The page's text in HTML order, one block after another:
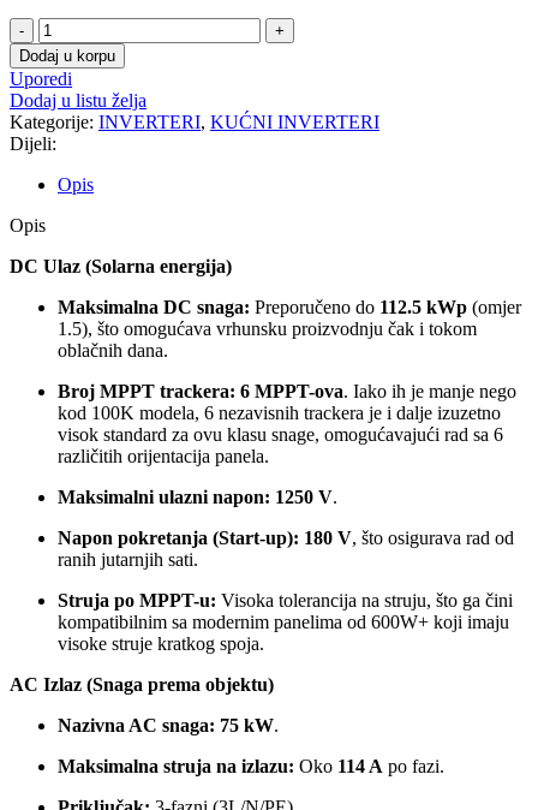
CH3-
75K-
T6
SAJ
hibridni
inverter
75kW
količina
Dodaj u korpu
Uporedi
Dodaj u listu želja
Kategorije: INVERTERI, KUĆNI INVERTERI
Dijeli:
Opis
Opis
DC Ulaz (Solarna energija)
Maksimalna DC snaga: Preporučeno do 112.5 kWp (omjer
1.5), što omogućava vrhunsku proizvodnju čak i tokom
oblačnih dana.
Broj MPPT trackera: 6 MPPT-ova. Iako ih je manje nego
kod 100K modela, 6 nezavisnih trackera je i dalje izuzetno
visok standard za ovu klasu snage, omogućavajući rad sa 6
različitih orijentacija panela.
Maksimalni ulazni napon: 1250 V.
Napon pokretanja (Start-up): 180 V, što osigurava rad od
ranih jutarnjih sati.
Struja po MPPT-u: Visoka tolerancija na struju, što ga čini
kompatibilnim sa modernim panelima od 600W+ koji imaju
visoke struje kratkog spoja.
AC Izlaz (Snaga prema objektu)
Nazivna AC snaga: 75 kW.
Maksimalna struja na izlazu: Oko 114 A po fazi.